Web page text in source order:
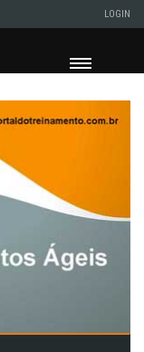
LOGIN